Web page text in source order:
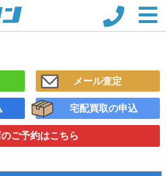
メール査定
宅配買取の申込
ご予約はこちら